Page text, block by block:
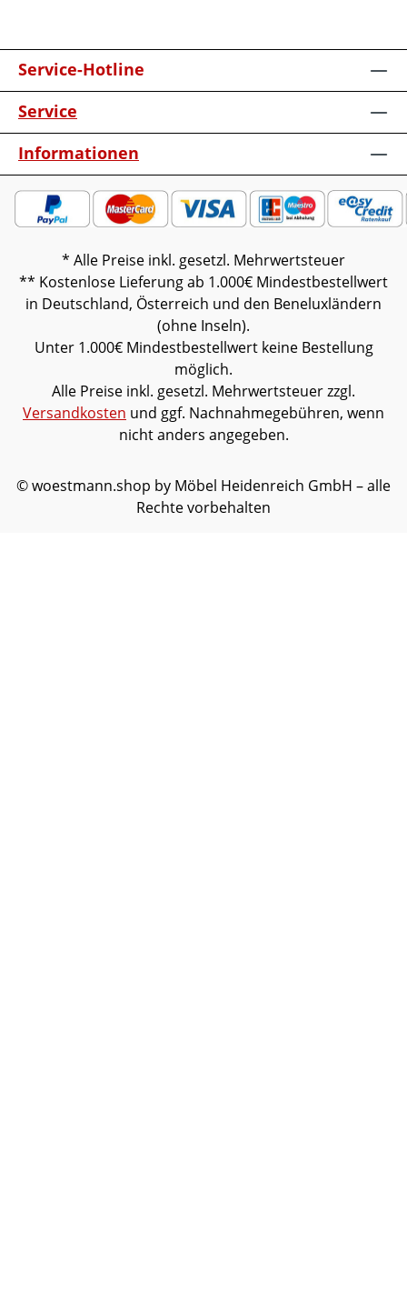
enthalten. Abbildung kann abweichen.
Service-Hotline
Service
Informationen
* Alle Preise inkl. gesetzl. Mehrwertsteuer
** Kostenlose Lieferung ab 1.000€ Mindestbestellwert
in Deutschland, Österreich und den Beneluxländern
(ohne Inseln).
Unter 1.000€ Mindestbestellwert keine Bestellung
möglich.
Alle Preise inkl. gesetzl. Mehrwertsteuer zzgl.
Versandkosten und ggf. Nachnahmegebühren, wenn
nicht anders angegeben.
© woestmann.shop by Möbel Heidenreich GmbH – alle
Rechte vorbehalten